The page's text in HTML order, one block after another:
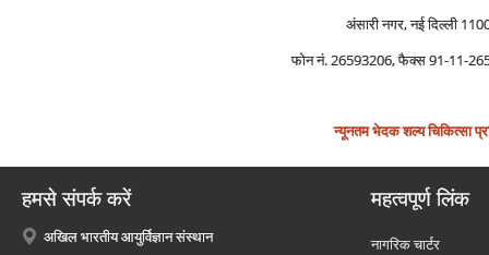
अंसारी नगर, नई दिल्‍ली
फोन नं. 26593206, फैक्‍स 91-11-
न्‍यूनतम भेदक शल्‍य चिकित्‍सा
हमसे संपर्क करें
अखिल भारतीय आयुर्विज्ञान संस्थान
महत्वपूर्ण लिंक
नागरिक चार्टर